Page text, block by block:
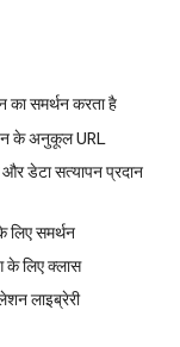
समर्थन करता है
के अनुकूल URL
डेटा सत्यापन प्रदान
समर्थन
लिए क्लास
लाइब्रेरी